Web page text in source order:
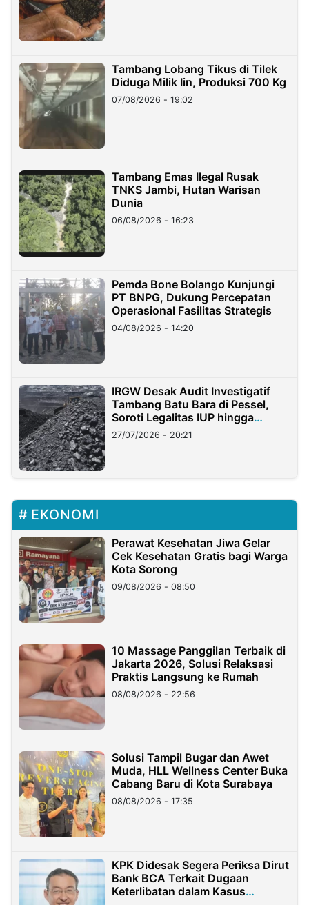
Tambang Lobang Tikus di Tilek
Diduga Milik Iin, Produksi 700 Kg
07/08/2026 - 19:02
Tambang Emas Ilegal Rusak
TNKS Jambi, Hutan Warisan
Dunia
06/08/2026 - 16:23
Pemda Bone Bolango Kunjungi
PT BNPG, Dukung Percepatan
Operasional Fasilitas Strategis
04/08/2026 - 14:20
IRGW Desak Audit Investigatif
Tambang Batu Bara di Pessel,
Soroti Legalitas IUP hingga
Stockpile
27/07/2026 - 20:21
EKONOMI
Perawat Kesehatan Jiwa Gelar
Cek Kesehatan Gratis bagi Warga
Kota Sorong
09/08/2026 - 08:50
10 Massage Panggilan Terbaik di
Jakarta 2026, Solusi Relaksasi
Praktis Langsung ke Rumah
08/08/2026 - 22:56
Solusi Tampil Bugar dan Awet
Muda, HLL Wellness Center Buka
Cabang Baru di Kota Surabaya
08/08/2026 - 17:35
KPK Didesak Segera Periksa Dirut
Bank BCA Terkait Dugaan
Keterlibatan dalam Kasus